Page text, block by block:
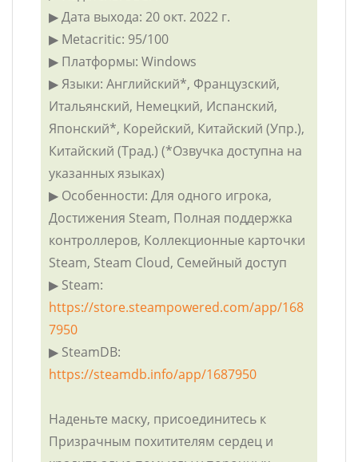
▶ Дата выхода: 20 окт. 2022 г.
▶ Metacritic: 95/100
▶ Платформы: Windows
▶ Языки: Английский*, Французский,
Итальянский, Немецкий, Испанский,
Японский*, Корейский, Китайский (Упр.),
Китайский (Трад.) (*Озвучка доступна на
указанных языках)
▶ Особенности: Для одного игрока,
Достижения Steam, Полная поддержка
контроллеров, Коллекционные карточки
Steam, Steam Cloud, Семейный доступ
▶ Steam:
https://store.steampowered.com/app/168
7950
▶ SteamDB:
https://steamdb.info/app/1687950
Наденьте маску, присоединитесь к
Призрачным похитителям сердец и